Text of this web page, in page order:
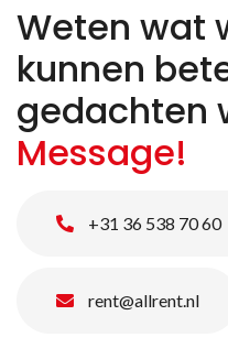
Weten wat
kunnen
gedachten
Message!
+31 36 538 70 60
rent@allrent.nl